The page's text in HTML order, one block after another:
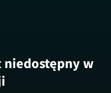
niedostępny w